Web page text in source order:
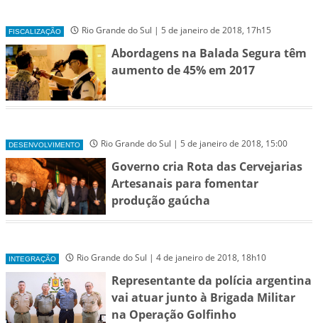
FISCALIZAÇÃO Rio Grande do Sul | 5 de janeiro de 2018, 17h15
Abordagens na Balada Segura têm
aumento de 45% em 2017
DESENVOLVIMENTO Rio Grande do Sul | 5 de janeiro de 2018, 15:00
Governo cria Rota das Cervejarias
Artesanais para fomentar
produção gaúcha
INTEGRAÇÃO Rio Grande do Sul | 4 de janeiro de 2018, 18h10
Representante da polícia argentina
vai atuar junto à Brigada Militar
na Operação Golfinho